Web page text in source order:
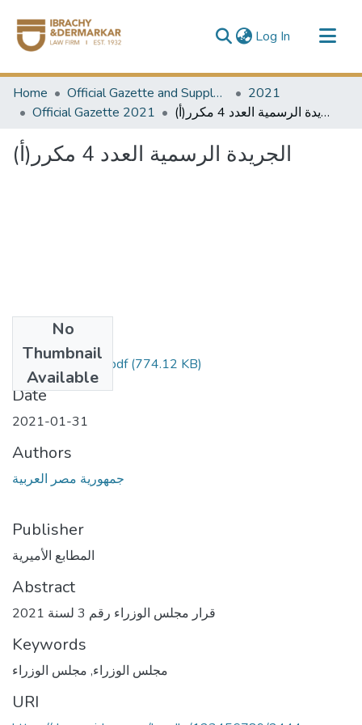
Log In (current)
Communities & Collections
All of DSpace
Home Official Gazette and Supplement
2021
Official Gazette 2021
الجريدة الرسمية العدد 4 مكرر(أ)
الجريدة الرسمية العدد 4 مكرر(أ)
No
Thumbnail
Available
4 مكرر أ مؤمن.pdf(774.12 KB)
Date
2021-01-31
Authors
جمهورية مصر العربية
Publisher
المطابع الأميرية
Abstract
قرار مجلس الوزراء رقم 3 لسنة 2021
Keywords
مجلس الوزراء, مجلس الوزراء
URI